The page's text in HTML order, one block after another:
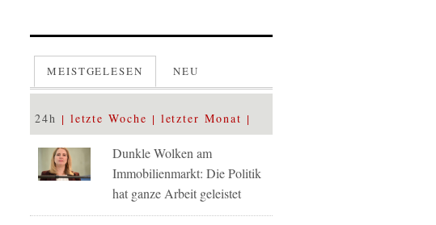
MEISTGELESEN NEU
24h letzte Woche letzter Monat
Dunkle Wolken am
Immobilienmarkt: Die Politik
hat ganze Arbeit geleistet